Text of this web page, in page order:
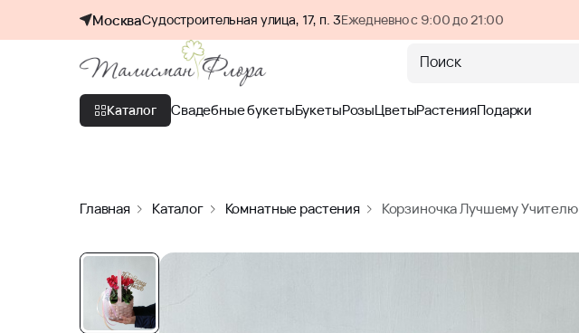
МоскваСудостроительная улица, 17, п. 3Ежедневно с 9:00 до 21:00
Поиск
Каталог Свадебные букетыБукетыРозыЦветыРастенияПодарки
Главная Каталог Комнатные растения Корзиночка Лучшему Учителю